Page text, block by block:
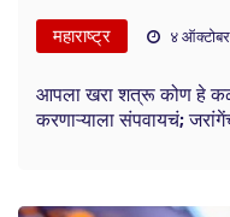
महाराष्ट्र ४
आपला खरा शत्रू कोण हे
करणाऱ्याला संपवायचं;